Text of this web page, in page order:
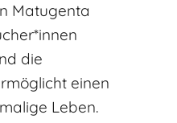
Matugenta
die
einen
Leben.